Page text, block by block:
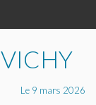
Le 9 mars 2026